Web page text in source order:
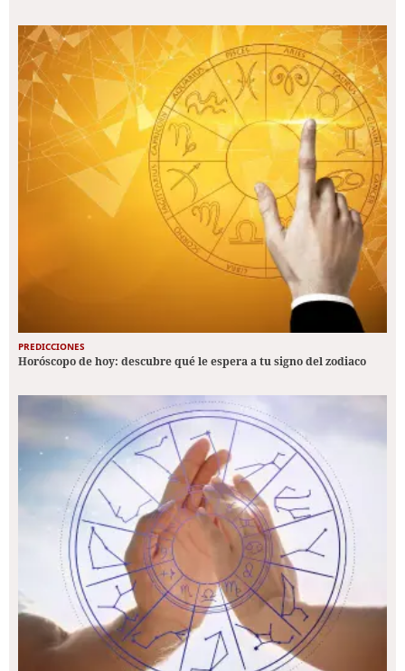
PREDICCIONES
Horóscopo de hoy: descubre qué le espera a tu signo del zodiaco